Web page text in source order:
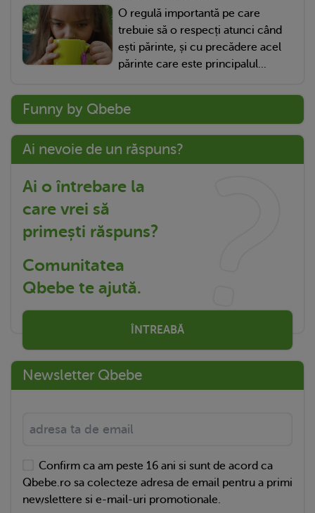
O regulă importantă pe care
trebuie să o respecți atunci când
ești părinte, și cu precădere acel
părinte care este principalul...
Funny by Qbebe
Ai nevoie de un răspuns?
Ai o întrebare la
care vrei să
primești răspuns?
Comunitatea
Qbebe te ajută.
ÎNTREABĂ
Newsletter Qbebe
Confirm ca am peste 16 ani si sunt de acord ca
Qbebe.ro sa colecteze adresa de email pentru a primi
newslettere si e-mail-uri promotionale.